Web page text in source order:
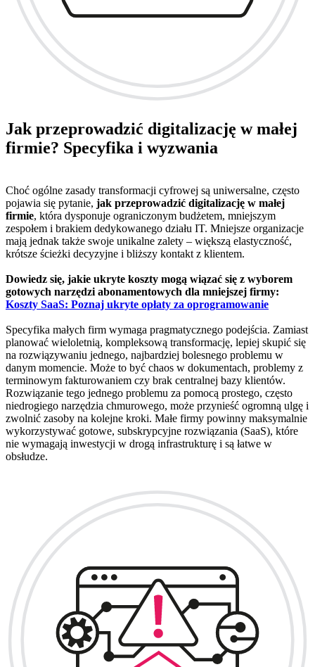
Jak przeprowadzić digitalizację w małej
firmie? Specyfika i wyzwania
Choć ogólne zasady transformacji cyfrowej są uniwersalne, często
pojawia się pytanie, jak przeprowadzić digitalizację w małej
firmie, która dysponuje ograniczonym budżetem, mniejszym
zespołem i brakiem dedykowanego działu IT. Mniejsze organizacje
mają jednak także swoje unikalne zalety – większą elastyczność,
krótsze ścieżki decyzyjne i bliższy kontakt z klientem.
Dowiedz się, jakie ukryte koszty mogą wiązać się z wyborem
gotowych narzędzi abonamentowych dla mniejszej firmy:
Koszty SaaS: Poznaj ukryte opłaty za oprogramowanie
Specyfika małych firm wymaga pragmatycznego podejścia. Zamiast
planować wieloletnią, kompleksową transformację, lepiej skupić się
na rozwiązywaniu jednego, najbardziej bolesnego problemu w
danym momencie. Może to być chaos w dokumentach, problemy z
terminowym fakturowaniem czy brak centralnej bazy klientów.
Rozwiązanie tego jednego problemu za pomocą prostego, często
niedrogiego narzędzia chmurowego, może przynieść ogromną ulgę i
zwolnić zasoby na kolejne kroki. Małe firmy powinny maksymalnie
wykorzystywać gotowe, subskrypcyjne rozwiązania (SaaS), które
nie wymagają inwestycji w drogą infrastrukturę i są łatwe w
obsłudze.